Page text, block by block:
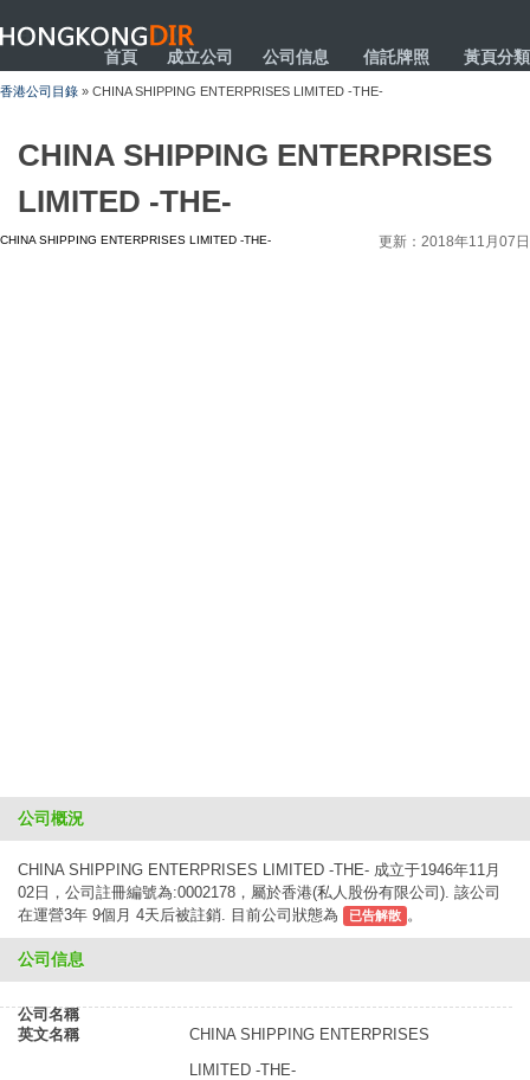
HONGKONGDIR
首頁 成立公司 公司信息 信託牌照 黃頁分類
香港公司目錄 » CHINA SHIPPING ENTERPRISES LIMITED -THE-
CHINA SHIPPING ENTERPRISES
LIMITED -THE-
CHINA SHIPPING ENTERPRISES LIMITED -THE- 更新：2018年11月07日
公司概況
CHINA SHIPPING ENTERPRISES LIMITED -THE- 成立于1946年11月
02日，公司註冊編號為:0002178，屬於香港(私人股份有限公司). 該公司
在運營3年 9個月 4天后被註銷. 目前公司狀態為
已告解散 。
公司信息
公司名稱
英文名稱
CHINA SHIPPING ENTERPRISES
LIMITED -THE-